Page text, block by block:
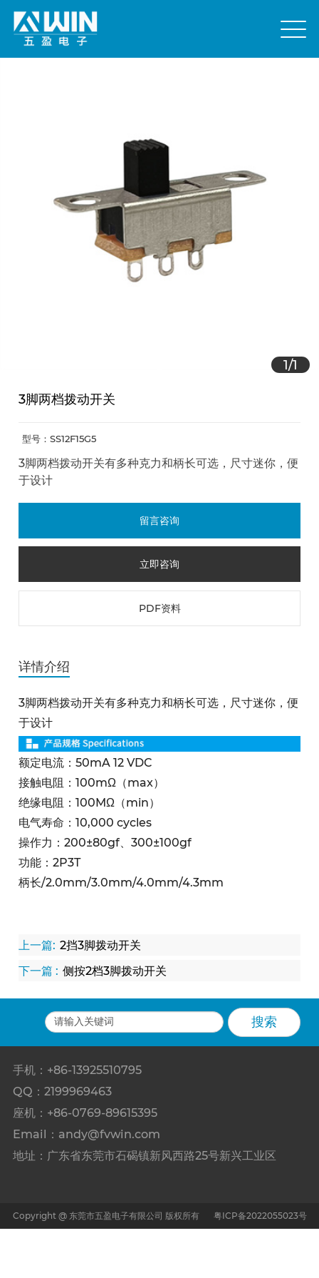
1/1
3脚两档拨动开关
型号：SS12F15G5
3脚两档拨动开关有多种克力和柄长可选，尺寸迷你，便
于设计
留言咨询
立即咨询
PDF资料
详情介绍
3脚两档拨动开关有多种克力和柄长可选，尺寸迷你，便
于设计
额定电流：50mA 12 VDC
接触电阻：100mΩ（max）
绝缘电阻：100MΩ（min）
电气寿命：10,000 cycles
操作力：200±80gf、300±100gf
功能：2P3T
柄长/2.0mm/3.0mm/4.0mm/4.3mm
上一篇: 2挡3脚拨动开关
下一篇 : 侧按2档3脚拨动开关
手机：+86-13925510795
QQ：2199969463
座机：+86-0769-89615395
Email： andy@fvwin.com
地址：广东省东莞市石碣镇新风西路25号新兴工业区
Copyright @ 东莞市五盈电子有限公司 版权所有 粤ICP备2022055023号